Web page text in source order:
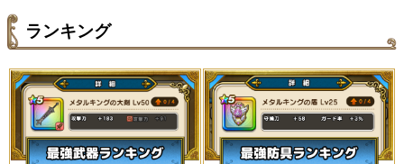
ランキング